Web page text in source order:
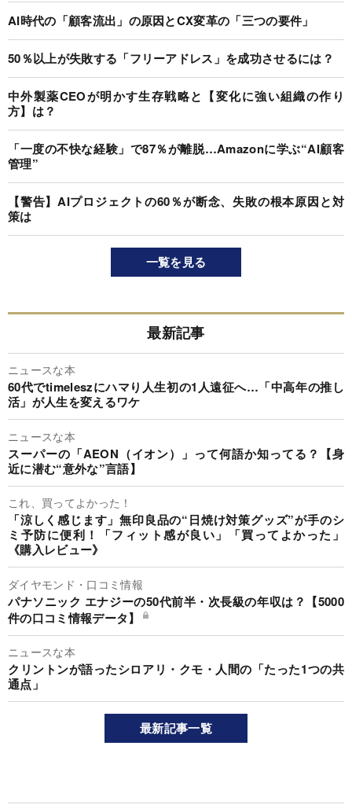
AI時代の「顧客流出」の原因とCX変革の「三つの要件」
50％以上が失敗する「フリーアドレス」を成功させるには？
中外製薬CEOが明かす生存戦略と【変化に強い組織の作り
方】は？
「一度の不快な経験」で87％が離脱…Amazonに学ぶ“AI顧客
管理”
【警告】AIプロジェクトの60％が断念、失敗の根本原因と対
策は
一覧を見る
最新記事
ニュースな本
60代でtimeleszにハマり人生初の1人遠征へ…「中高年の推し
活」が人生を変えるワケ
ニュースな本
スーパーの「AEON（イオン）」って何語か知ってる？【身
近に潜む“意外な”言語】
これ、買ってよかった！
「涼しく感じます」無印良品の“日焼け対策グッズ”が手のシ
ミ予防に便利！「フィット感が良い」「買ってよかった」
《購入レビュー》
ダイヤモンド・口コミ情報
パナソニック エナジーの50代前半・次長級の年収は？【5000
件の口コミ情報データ】
ニュースな本
クリントンが語ったシロアリ・クモ・人間の「たった1つの共
通点」
最新記事一覧